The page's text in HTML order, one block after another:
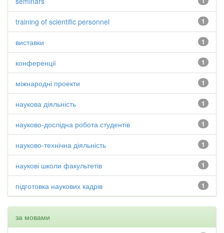
1
training of scientific personnel
1
виставки
1
конференції
1
міжнародні проекти
1
наукова діяльність
1
науково-дослідна робота студентів
1
науково-технічна діяльність
1
наукові школи факультетів
1
підготовка наукових кадрів
за мовами